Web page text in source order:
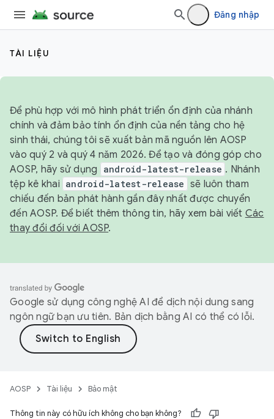
Đăng nhập
TÀI LIỆU
Để phù hợp với mô hình phát triển ổn định của nhánh
chính và đảm bảo tính ổn định của nền tảng cho hệ
sinh thái, chúng tôi sẽ xuất bản mã nguồn lên AOSP
vào quý 2 và quý 4 năm 2026. Để tạo và đóng góp cho
AOSP, hãy sử dụng
android-latest-release . Nhánh
tệp kê khai android-latest-release sẽ luôn tham
chiếu đến bản phát hành gần đây nhất được chuyển
đến AOSP. Để biết thêm thông tin, hãy xem bài viết Các
thay đổi đối với AOSP.
Google sử dụng công nghệ AI để dịch nội dung sang
ngôn ngữ bạn ưu tiên. Bản dịch bằng AI có thể có lỗi.
AOSP Tài liệu Bảo mật
Thông tin này có hữu ích không cho bạn không?